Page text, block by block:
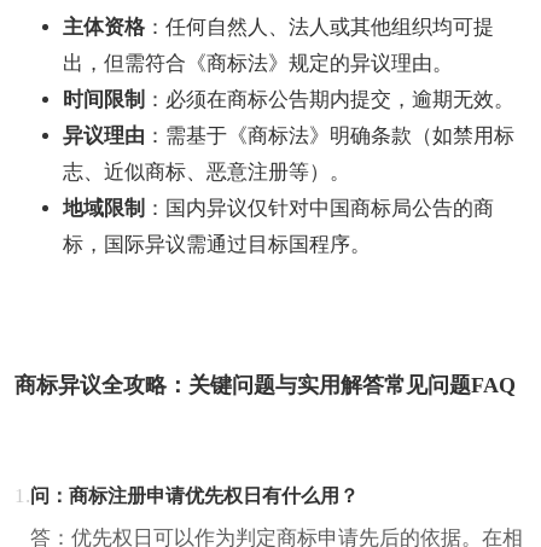
主体资格 ：任何自然人、法人或其他组织均可提
出，但需符合《商标法》规定的异议理由。
时间限制 ：必须在商标公告期内提交，逾期无效。
异议理由 ：需基于《商标法》明确条款（如禁用标
志、近似商标、恶意注册等）。
地域限制 ：国内异议仅针对中国商标局公告的商
标，国际异议需通过目标国程序。
商标异议全攻略：关键问题与实用解答常见问题FAQ
1.问：商标注册申请优先权日有什么用？
答：优先权日可以作为判定商标申请先后的依据。在相